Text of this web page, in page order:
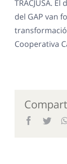
TRACJUSA.
del GAP van
transformació
Cooperativa
Facebook